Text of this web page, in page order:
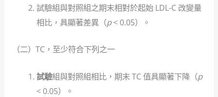
試驗組與對照組之期末相對於起始 LDL-C 改變量
相比，具顯著差異（p< 0.05）。
（二）TC，至少符合下列之一
試驗組與對照組相比，期末 TC 值具顯著下降（p
< 0.05）。